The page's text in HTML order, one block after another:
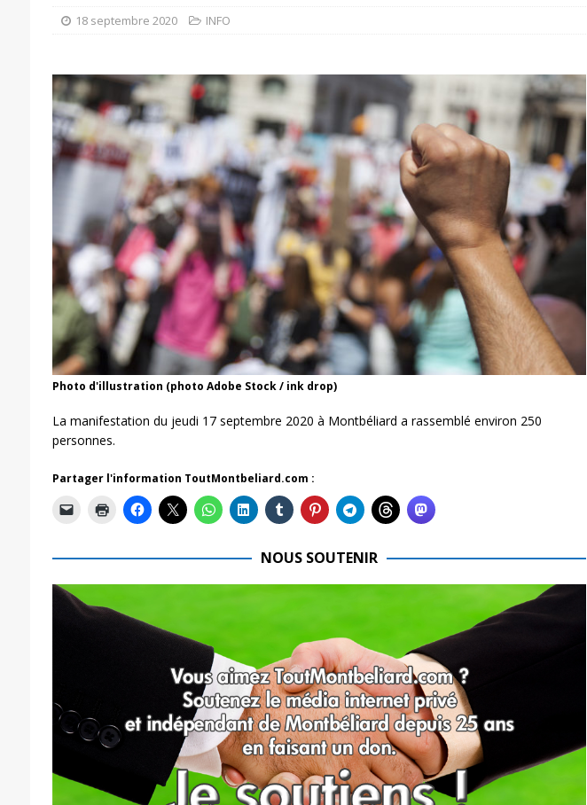
18 septembre 2020 INFO
Photo d'illustration (photo Adobe Stock / ink drop)
La manifestation du jeudi 17 septembre 2020 à Montbéliard a rassemblé environ 250
personnes.
Partager l'information ToutMontbeliard.com :
NOUS SOUTENIR